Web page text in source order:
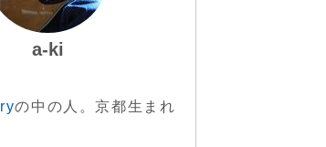
a-ki
の中の人。京都生まれ